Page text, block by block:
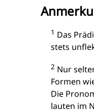
1 Das
stets
2 Nur
Formen
Die
lauten im